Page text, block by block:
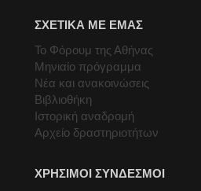
ΣΧΕΤΙΚΑ ΜΕ ΕΜΑΣ
Το Φόρουμ της Αθήνας
Μηνιαίο πρόγραμμα
Νέα και ανακοινώσεις
Βιβλιοθήκη
Ιστορική αναδρομή
Αρχείο δραστηριοτήτων
ΧΡΗΣΙΜΟΙ ΣΥΝΔΕΣΜΟΙ